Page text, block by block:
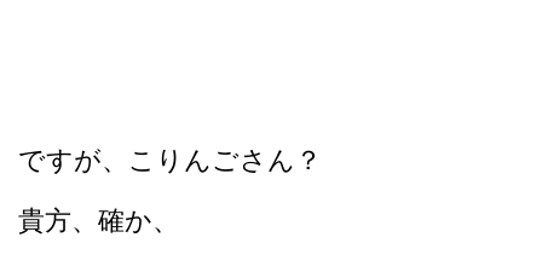
ですが、こりんごさん？
貴方、確か、